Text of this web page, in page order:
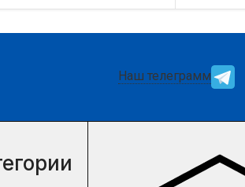
цену и наличие товара Вы
цену и
Наш телеграмм